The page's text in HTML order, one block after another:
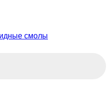
смолы